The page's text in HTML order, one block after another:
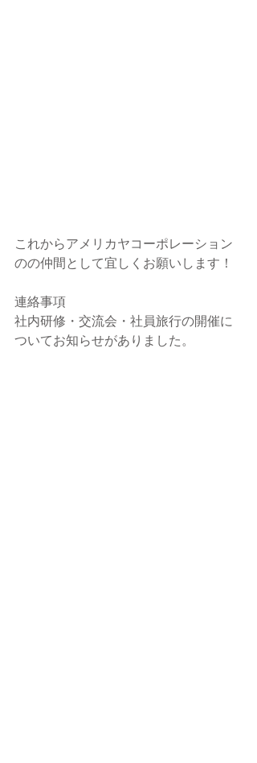
これからアメリカヤコーポレーション
のの仲間として宜しくお願いします！
連絡事項
社内研修・交流会・社員旅行の開催に
ついてお知らせがありました。